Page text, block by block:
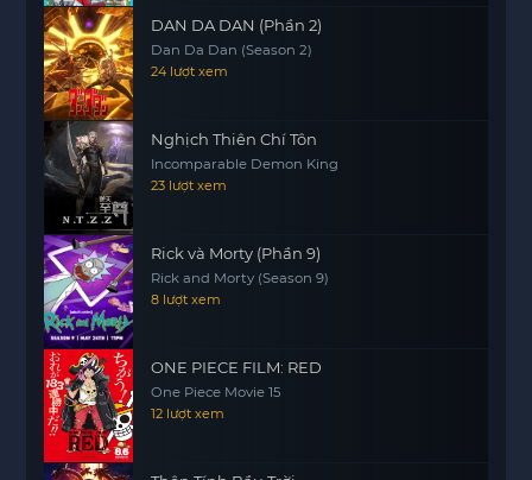
DAN DA DAN (Phần 2)
Dan Da Dan (Season 2)
24 lượt xem
Nghịch Thiên Chí Tôn
Incomparable Demon King
23 lượt xem
Rick và Morty (Phần 9)
Rick and Morty (Season 9)
8 lượt xem
ONE PIECE FILM: RED
One Piece Movie 15
12 lượt xem